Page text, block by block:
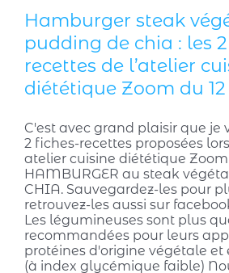
Hamburger steak
pudding de chia : les
recettes de l’atelier
diététique Zoom du
C'est avec grand plaisir que je
2 fiches-recettes proposées
atelier cuisine diététique Zoom
HAMBURGER au steak
CHIA. Sauvegardez-les pour
retrouvez-les aussi sur
Les légumineuses sont plus
recommandées pour leurs
protéines d'origine végétale et
(à index glycémique faible)